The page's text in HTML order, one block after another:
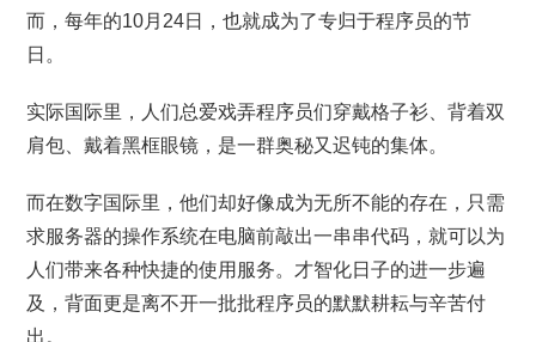
而，每年的10月24日，也就成为了专归于程序员的节
日。
实际国际里，人们总爱戏弄程序员们穿戴格子衫、背着双
肩包、戴着黑框眼镜，是一群奥秘又迟钝的集体。
而在数字国际里，他们却好像成为无所不能的存在，只需
求服务器的操作系统在电脑前敲出一串串代码，就可以为
人们带来各种快捷的使用服务。才智化日子的进一步遍
及，背面更是离不开一批批程序员的默默耕耘与辛苦付
出。